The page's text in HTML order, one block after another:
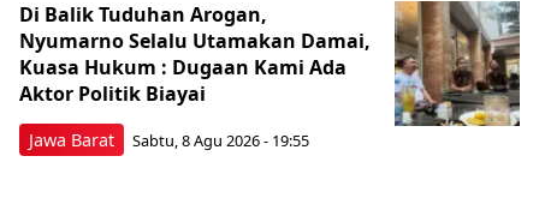
Jawa Barat
Di Balik Tuduhan Arogan,
Nyumarno Selalu Utamakan Damai,
Kuasa Hukum : Dugaan Kami Ada
Aktor Politik Biayai
Sabtu, 8 Agu 2026 - 19:55